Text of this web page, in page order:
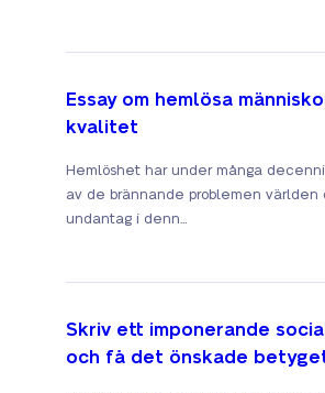
Essay om hemlösa
kvalitet
Hemlöshet har under många
av de brännande problemen världen
undantag i denn...
Skriv ett imponerande
och få det önskade